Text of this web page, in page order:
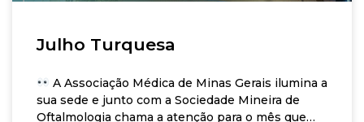
Julho Turquesa
A Associação Médica de Minas Gerais ilumina a
sua sede e junto com a Sociedade Mineira de
Oftalmologia chama a atenção para o mês que